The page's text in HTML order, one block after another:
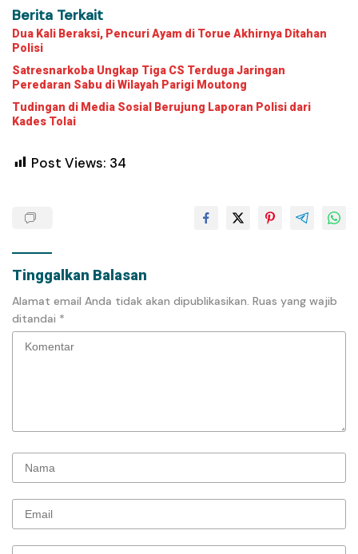
Berita Terkait
Dua Kali Beraksi, Pencuri Ayam di Torue Akhirnya Ditahan
Polisi
Satresnarkoba Ungkap Tiga CS Terduga Jaringan
Peredaran Sabu di Wilayah Parigi Moutong
Tudingan di Media Sosial Berujung Laporan Polisi dari
Kades Tolai
Post Views: 34
Tinggalkan Balasan
Alamat email Anda tidak akan dipublikasikan. Ruas yang wajib
ditandai *